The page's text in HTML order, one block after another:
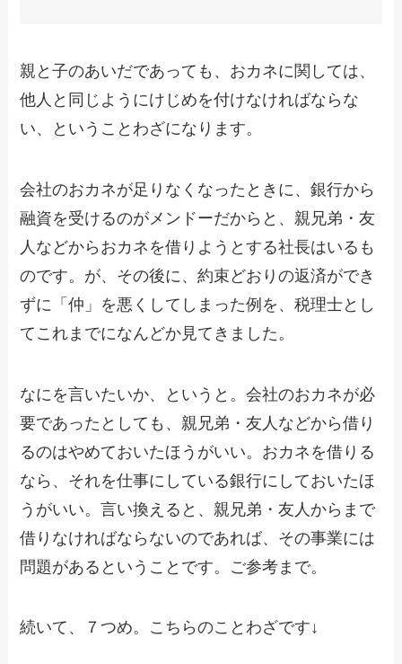
親と子のあいだであっても、おカネに関しては、
他人と同じようにけじめを付けなければならな
い、ということわざになります。
会社のおカネが足りなくなったときに、銀行から
融資を受けるのがメンドーだからと、親兄弟・友
人などからおカネを借りようとする社長はいるも
のです。が、その後に、約束どおりの返済ができ
ずに「仲」を悪くしてしまった例を、税理士とし
てこれまでになんどか見てきました。
なにを言いたいか、というと。会社のおカネが必
要であったとしても、親兄弟・友人などから借り
るのはやめておいたほうがいい。おカネを借りる
なら、それを仕事にしている銀行にしておいたほ
うがいい。言い換えると、親兄弟・友人からまで
借りなければならないのであれば、その事業には
問題があるということです。ご参考まで。
続いて、７つめ。こちらのことわざです↓